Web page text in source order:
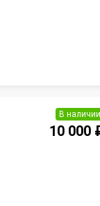
В наличии
10 000